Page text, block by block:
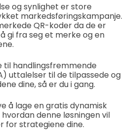
og synlighet er store
markedsføringskampanje.
QR-koder da de er
gi fra seg et merke og en
til handlingsfremmende
uttalelser til de tilpassede og
dine, så er du i gang.
å lage en gratis dynamisk
denne løsningen vil
for strategiene dine.